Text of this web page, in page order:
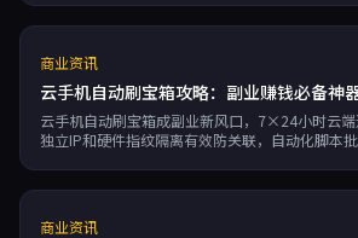
商业资讯
云手机自动刷宝箱攻略：副业赚钱必备神
云手机自动刷宝箱成副业新风口，7×24小时云端
独立IP和硬件指纹隔离有效防关联，自动化脚本
商业资讯